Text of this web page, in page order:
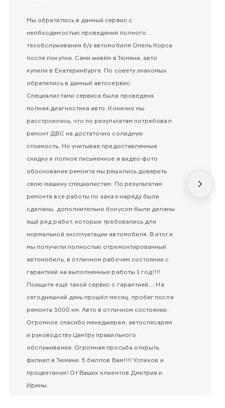
Мы обратились в данный сервис с
необходимостью проведения полного
техобслуживания б/у автомобиля Опель Корса
после покупки. Сами живём в Тюмени, авто
купили в Екатеринбурге. По совету знакомых
обратились в данный автосервис.
Специалистами сервиса была проведена
полная диагностика авто. Конечно мы
расстроились, что по результатам потребовал
ремонт ДВС на достаточно солидную
стоимость. Но учитывая предоставленные
скидку и полное письменное и видео-фото
обоснование ремонта мы решились доверить
свою машину специалистам. По результатам
ремонта все работы по заказ-наряду были
сделаны, дополнительно бонусом были деланы
ещё ряд работ, которые требовались для
нормальной эксплуатации автомобиля. В итоге
мы получили полностью отремонтированный
автомобиль, в отличном рабочем состоянии с
гарантией на выполненные работы 1 год!!!!
Поищите ещё такой сервис с гарантией.... На
сегодняшний день прошёл месяц, пробег после
ремонта 3000 км. Авто в отличном состоянии.
Огромное спасибо менеджерам, автослесарям
и руководству Центру правильного
обслуживания. Огромная просьба открыть
филиал в Тюмени. 5 баллов Вам!!!! Успехов и
процветания! От Ваших клиентов Дмитрия и
Ирины.